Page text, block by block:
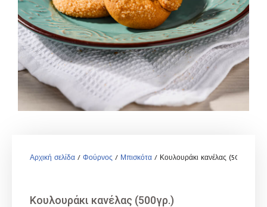
Αρχική σελίδα / Φούρνος / Μπισκότα / Κουλουράκι κανέλας (500γρ.)
Κουλουράκι κανέλας (500γρ.)